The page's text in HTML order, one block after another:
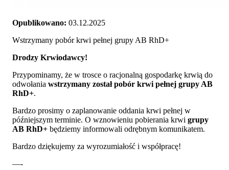
Opublikowano: 03.12.2025
Wstrzymany pobór krwi pełnej grupy AB RhD+
Drodzy Krwiodawcy!
Przypominamy, że w trosce o racjonalną gospodarkę krwią do
odwołania wstrzymany został pobór krwi pełnej grupy AB
RhD+.
Bardzo prosimy o zaplanowanie oddania krwi pełnej w
późniejszym terminie. O wznowieniu pobierania krwi grupy
AB RhD+ będziemy informowali odrębnym komunikatem.
Bardzo dziękujemy za wyrozumiałość i współpracę!
—-